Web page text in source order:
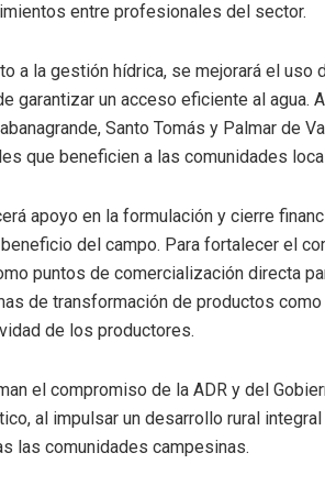
entre profesionales del sector.
a la gestión hídrica, se mejorará el
garantizar un acceso eficiente al agua.
Santo Tomás y Palmar de
que beneficien a las comunidades
apoyo en la formulación y cierre
del campo. Para fortalecer el
puntos de comercialización directa
de transformación de productos como
de los productores.
el compromiso de la ADR y del
al impulsar un desarrollo rural
las comunidades campesinas.